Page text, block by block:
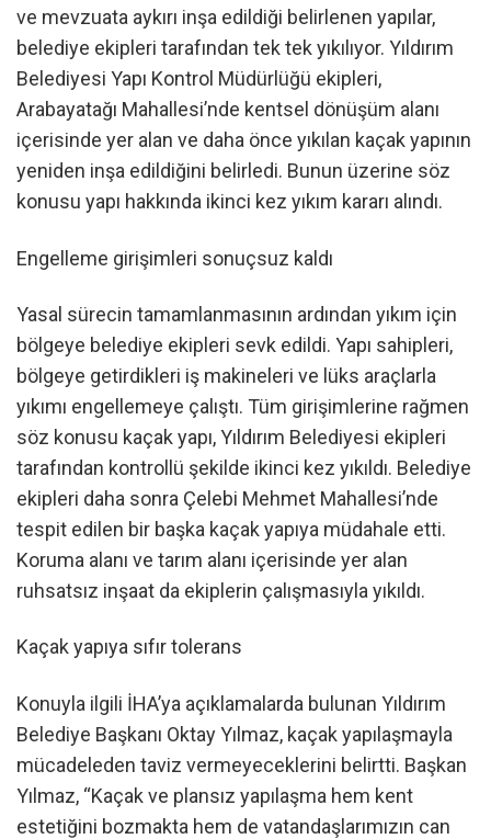
ve mevzuata aykırı inşa edildiği belirlenen yapılar,
belediye ekipleri tarafından tek tek yıkılıyor. Yıldırım
Belediyesi Yapı Kontrol Müdürlüğü ekipleri,
Arabayatağı Mahallesi’nde kentsel dönüşüm alanı
içerisinde yer alan ve daha önce yıkılan kaçak yapının
yeniden inşa edildiğini belirledi. Bunun üzerine söz
konusu yapı hakkında ikinci kez yıkım kararı alındı.
Engelleme girişimleri sonuçsuz kaldı
Yasal sürecin tamamlanmasının ardından yıkım için
bölgeye belediye ekipleri sevk edildi. Yapı sahipleri,
bölgeye getirdikleri iş makineleri ve lüks araçlarla
yıkımı engellemeye çalıştı. Tüm girişimlerine rağmen
söz konusu kaçak yapı, Yıldırım Belediyesi ekipleri
tarafından kontrollü şekilde ikinci kez yıkıldı. Belediye
ekipleri daha sonra Çelebi Mehmet Mahallesi’nde
tespit edilen bir başka kaçak yapıya müdahale etti.
Koruma alanı ve tarım alanı içerisinde yer alan
ruhsatsız inşaat da ekiplerin çalışmasıyla yıkıldı.
Kaçak yapıya sıfır tolerans
Konuyla ilgili İHA’ya açıklamalarda bulunan Yıldırım
Belediye Başkanı Oktay Yılmaz, kaçak yapılaşmayla
mücadeleden taviz vermeyeceklerini belirtti. Başkan
Yılmaz, “Kaçak ve plansız yapılaşma hem kent
estetiğini bozmakta hem de vatandaşlarımızın can